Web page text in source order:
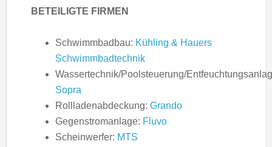
BETEILIGTE FIRMEN
Schwimmbadbau: Kühling & Hauers
Schwimmbadtechnik
Wassertechnik/Poolsteuerung/
Sopra
Rollladenabdeckung: Grando
Gegenstromanlage: Fluvo
Scheinwerfer: MTS